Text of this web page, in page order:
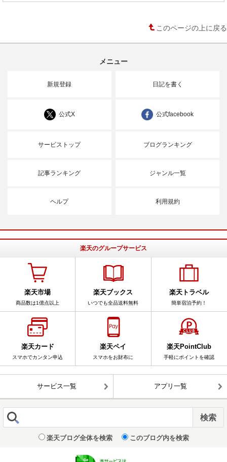
このページの上に戻る
メニュー
新規登録 日記を書く
公式X 公式facebook
サービストップ ブログランキング
記事ランキング ジャンル一覧
ヘルプ 利用規約
楽天のグループサービス
楽天市場
商品数は1億点以上
楽天ブックス
いつでも全品送料無料
楽天トラベル
簡単宿泊予約！
楽天カード
スマホでカンタン申込
楽天ペイ
スマホをお財布に
楽天PointClub
手軽にポイントを確認
サービス一覧 アプリ一覧
楽天ブログ全体を検索 このブログ内を検索